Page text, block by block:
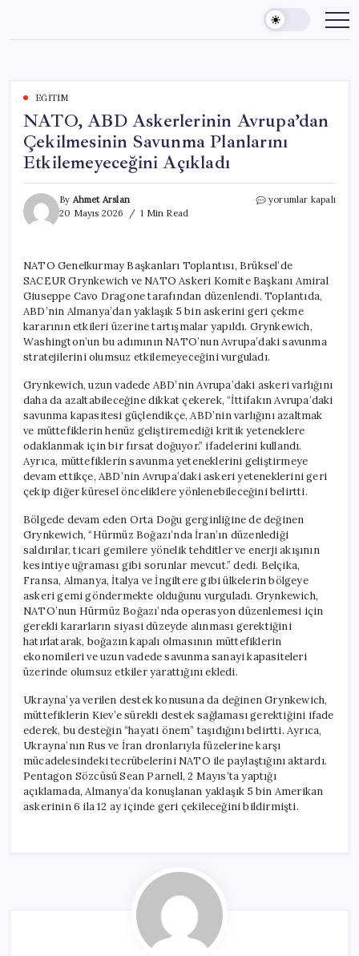
content
EĞITIM
NATO, ABD Askerlerinin Avrupa’dan
Çekilmesinin Savunma Planlarını
Etkilemeyeceğini Açıkladı
By Ahmet Arslan
20 Mayıs 2026
1 Min Read
NATO,
Savunma
Planlarını
Etkilemeyeceğini
Açıkladı
için
yorumlar kapalı
NATO Genelkurmay Başkanları Toplantısı, Brüksel’de
SACEUR Grynkewich ve NATO Askeri Komite Başkanı Amiral
Giuseppe Cavo Dragone tarafından düzenlendi. Toplantıda,
ABD’nin Almanya’dan yaklaşık 5 bin askerini geri çekme
kararının etkileri üzerine tartışmalar yapıldı. Grynkewich,
Washington’un bu adımının NATO’nun Avrupa’daki savunma
stratejilerini olumsuz etkilemeyeceğini vurguladı.
Grynkewich, uzun vadede ABD’nin Avrupa’daki askeri varlığını
daha da azaltabileceğine dikkat çekerek, “İttifakın Avrupa’daki
savunma kapasitesi güçlendikçe, ABD’nin varlığını azaltmak
ve müttefiklerin henüz geliştiremediği kritik yeteneklere
odaklanmak için bir fırsat doğuyor.” ifadelerini kullandı.
Ayrıca, müttefiklerin savunma yeteneklerini geliştirmeye
devam ettikçe, ABD’nin Avrupa’daki askeri yeteneklerini geri
çekip diğer küresel önceliklere yönlenebileceğini belirtti.
Bölgede devam eden Orta Doğu gerginliğine de değinen
Grynkewich, “Hürmüz Boğazı’nda İran’ın düzenlediği
saldırılar, ticari gemilere yönelik tehditler ve enerji akışının
kesintiye uğraması gibi sorunlar mevcut.” dedi. Belçika,
Fransa, Almanya, İtalya ve İngiltere gibi ülkelerin bölgeye
askeri gemi göndermekte olduğunu vurguladı. Grynkewich,
NATO’nun Hürmüz Boğazı’nda operasyon düzenlemesi için
gerekli kararların siyasi düzeyde alınması gerektiğini
hatırlatarak, boğazın kapalı olmasının müttefiklerin
ekonomileri ve uzun vadede savunma sanayi kapasiteleri
üzerinde olumsuz etkiler yarattığını ekledi.
Ukrayna’ya verilen destek konusuna da değinen Grynkewich,
müttefiklerin Kiev’e sürekli destek sağlaması gerektiğini ifade
ederek, bu desteğin “hayati önem” taşıdığını belirtti. Ayrıca,
Ukrayna’nın Rus ve İran dronlarıyla füzelerine karşı
mücadelesindeki tecrübelerini NATO ile paylaştığını aktardı.
Pentagon Sözcüsü Sean Parnell, 2 Mayıs’ta yaptığı
açıklamada, Almanya’da konuşlanan yaklaşık 5 bin Amerikan
askerinin 6 ila 12 ay içinde geri çekileceğini bildirmişti.